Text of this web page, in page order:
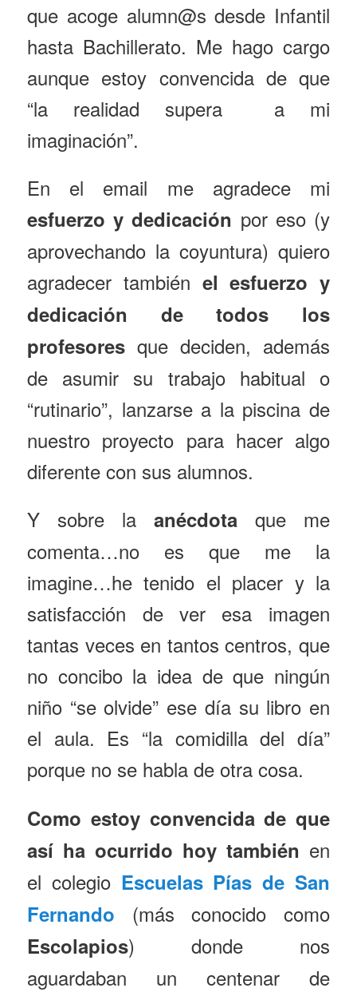
que acoge alumn@s desde Infantil
hasta Bachillerato. Me hago cargo
aunque estoy convencida de que
“la realidad supera a mi
imaginación”.
En el email me agradece mi
esfuerzo y dedicación por eso (y
aprovechando la coyuntura) quiero
agradecer también el esfuerzo y
dedicación de todos los
profesores que deciden, además
de asumir su trabajo habitual o
“rutinario”, lanzarse a la piscina de
nuestro proyecto para hacer algo
diferente con sus alumnos.
Y sobre la anécdota que me
comenta…no es que me la
imagine…he tenido el placer y la
satisfacción de ver esa imagen
tantas veces en tantos centros, que
no concibo la idea de que ningún
niño “se olvide” ese día su libro en
el aula. Es “la comidilla del día”
porque no se habla de otra cosa.
Como estoy convencida de que
así ha ocurrido hoy también en
el colegio Escuelas Pías de San
Fernando (más conocido como
Escolapios) donde nos
aguardaban un centenar de